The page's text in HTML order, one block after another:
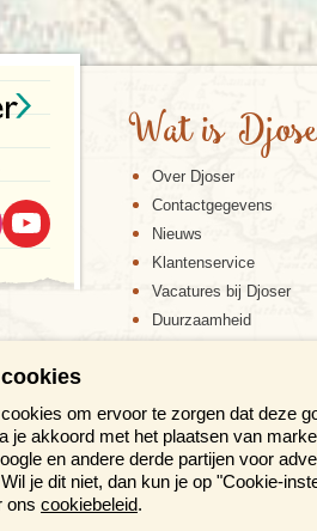
Wat is
Over Djoser
Contactgegevens
Nieuws
Klantenservice
Vacatures bij Djoser
Duurzaamheid
om ervoor te zorgen dat deze
je akkoord met het plaatsen van
en andere derde partijen voor
je dit niet, dan kun je op "Cookie-
ons cookiebeleid.
DE DJOSER